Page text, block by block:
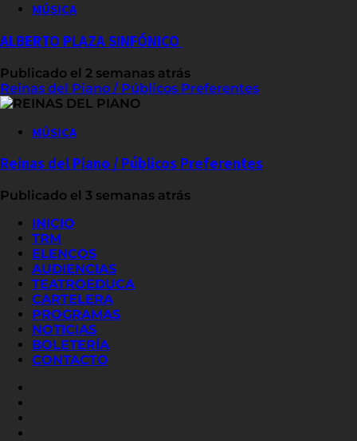
MÚSICA
ALBERTO PLAZA SINFÓNICO
Publicado el 2 semanas atrás
Reinas del Piano / Públicos Preferentes
MÚSICA
Reinas del Piano / Públicos Preferentes
Publicado el 3 semanas atrás
INICIO
TRM
ELENCOS
AUDIENCIAS
TEATROEDUCA
CARTELERA
PROGRAMAS
NOTICIAS
BOLETERÍA
CONTACTO